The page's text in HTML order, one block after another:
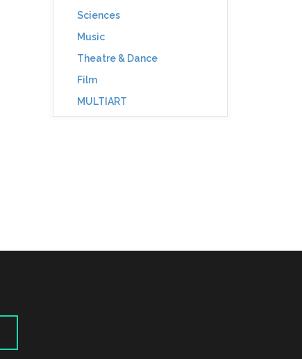
Sciences
Music
Theatre & Dance
Film
MULTIART